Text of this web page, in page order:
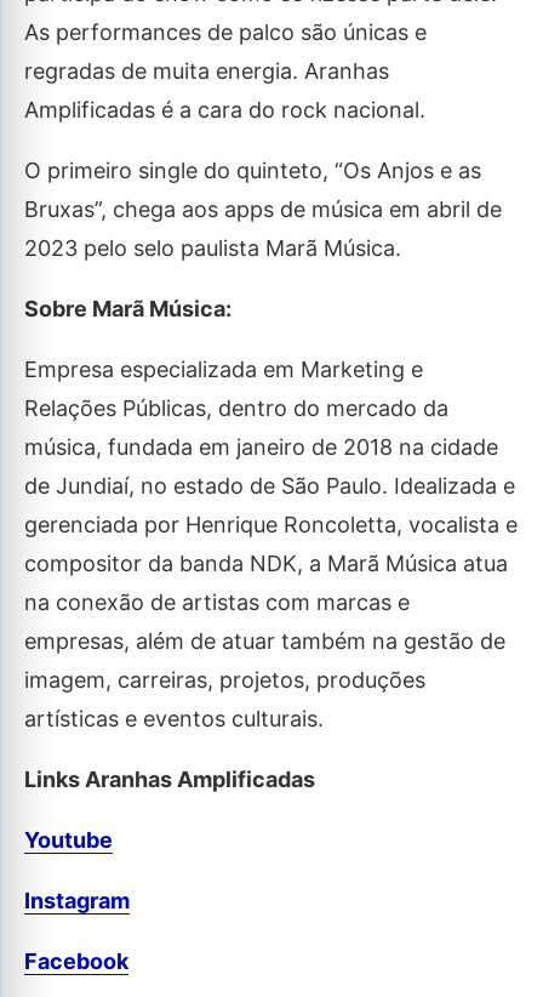
As performances de palco são únicas e
regradas de muita energia. Aranhas
Amplificadas é a cara do rock nacional.
O primeiro single do quinteto, “Os Anjos e as
Bruxas”, chega aos apps de música em abril de
2023 pelo selo paulista Marã Música.
Sobre Marã Música:
Empresa especializada em Marketing e
Relações Públicas, dentro do mercado da
música, fundada em janeiro de 2018 na cidade
de Jundiaí, no estado de São Paulo. Idealizada e
gerenciada por Henrique Roncoletta, vocalista e
compositor da banda NDK, a Marã Música atua
na conexão de artistas com marcas e
empresas, além de atuar também na gestão de
imagem, carreiras, projetos, produções
artísticas e eventos culturais.
Links Aranhas Amplificadas
Youtube
Instagram
Facebook